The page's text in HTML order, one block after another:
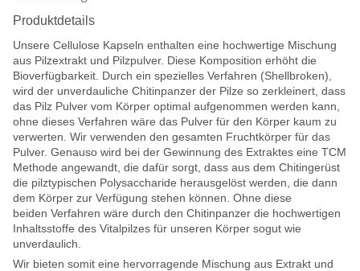
Produktdetails
Unsere Cellulose Kapseln enthalten eine hochwertige Mischung
aus Pilzextrakt und Pilzpulver. Diese Komposition erhöht die
Bioverfügbarkeit. Durch ein spezielles Verfahren (Shellbroken),
wird der unverdauliche Chitinpanzer der Pilze so zerkleinert, dass
das Pilz Pulver vom Körper optimal aufgenommen werden kann,
ohne dieses Verfahren wäre das Pulver für den Körper kaum zu
verwerten. Wir verwenden den gesamten Fruchtkörper für das
Pulver. Genauso wird bei der Gewinnung des Extraktes eine TCM
Methode angewandt, die dafür sorgt, dass aus dem Chitingerüst
die pilztypischen Polysaccharide herausgelöst werden, die dann
dem Körper zur Verfügung stehen können. Ohne diese
beiden Verfahren wäre durch den Chitinpanzer die hochwertigen
Inhaltsstoffe des Vitalpilzes für unseren Körper sogut wie
unverdaulich.
Wir bieten somit eine hervorragende Mischung aus Extrakt und